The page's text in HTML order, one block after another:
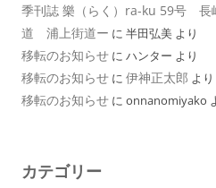
季刊誌 樂（らく）ra-ku 59号
道 浦上街道ー に 半田弘美 より
移転のお知らせ に ハンター より
移転のお知らせ に 伊神正太郎 より
移転のお知らせ に onnanomiyako
カテゴリー